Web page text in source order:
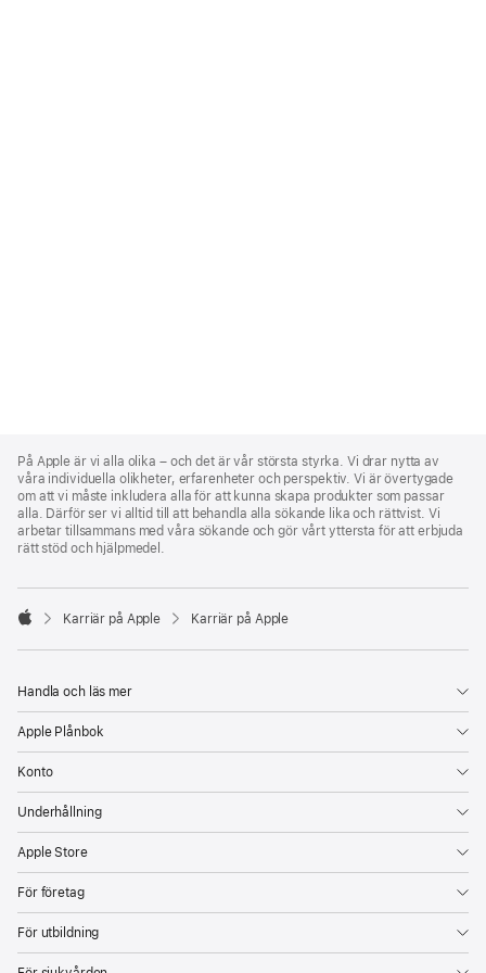
Footer
På Apple är vi alla olika – och det är vår största styrka. Vi drar nytta av
våra individuella olikheter, erfarenheter och perspektiv. Vi är övertygade
om att vi måste inkludera alla för att kunna skapa produkter som passar
alla. Därför ser vi alltid till att behandla alla sökande lika och rättvist. Vi
arbetar tillsammans med våra sökande och gör vårt yttersta för att erbjuda
rätt stöd och hjälpmedel.

Karriär på Apple Karriär på Apple
Handla och läs mer
Apple Plånbok
Konto
Underhållning
Apple Store
För företag
För utbildning